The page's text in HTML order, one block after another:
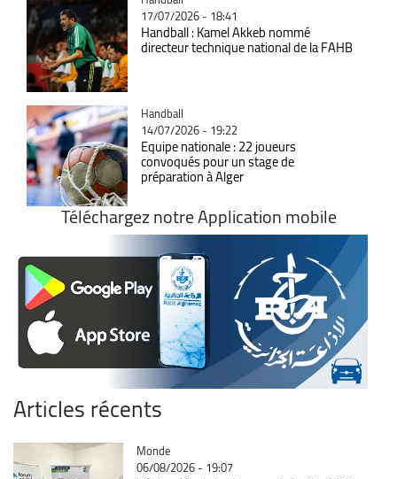
17/07/2026 - 18:41
Handball : Kamel Akkeb nommé
directeur technique national de la FAHB
Catégorie
Handball
14/07/2026 - 19:22
Equipe nationale : 22 joueurs
convoqués pour un stage de
préparation à Alger
Téléchargez notre Application mobile
Articles récents
Catégorie
Monde
06/08/2026 - 19:07